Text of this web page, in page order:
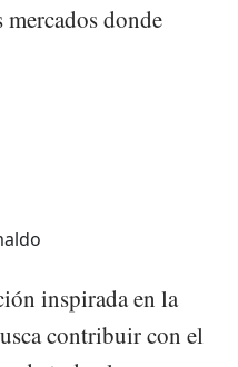
donde
inspirada en la
contribuir con el